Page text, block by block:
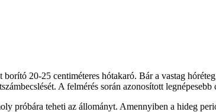
borító 20-25 centiméteres hótakaró. Bár a vastag
A felmérés során azonosított
próbára teheti az állományt. Amennyiben a hideg